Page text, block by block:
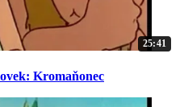
25:41
Kromaňonec